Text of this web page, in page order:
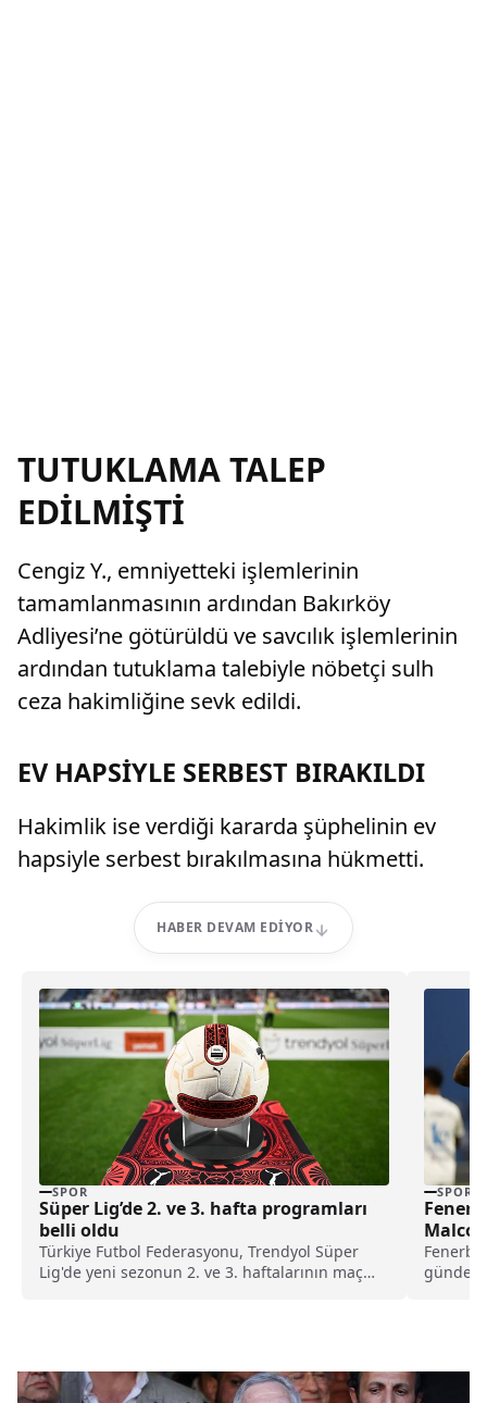
TUTUKLAMA TALEP
EDİLMİŞTİ
Cengiz Y., emniyetteki işlemlerinin
tamamlanmasının ardından Bakırköy
Adliyesi’ne götürüldü ve savcılık işlemlerinin
ardından tutuklama talebiyle nöbetçi sulh
ceza hakimliğine sevk edildi.
EV HAPSİYLE SERBEST BIRAKILDI
Hakimlik ise verdiği kararda şüphelinin ev
hapsiyle serbest bırakılmasına hükmetti.
HABER DEVAM EDIYOR
SPOR
Süper Lig’de 2. ve 3. hafta programları
belli oldu
Türkiye Futbol Federasyonu, Trendyol Süper
Lig'de yeni sezonun 2. ve 3. haftalarının maç
SPOR